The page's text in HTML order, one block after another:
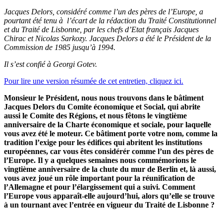
Jacques Delors, considéré comme l’un des pères de l’Europe, a
pourtant été tenu à l’écart de la rédaction du Traité Constitutionnel
et du Traité de Lisbonne, par les chefs d’Etat français Jacques
Chirac et Nicolas Sarkozy. Jacques Delors a été le Président de la
Commission de 1985 jusqu’à 1994.
Il s’est confié à Georgi Gotev.
Pour lire une version résumée de cet entretien, cliquez ici.
Monsieur le Président, nous nous trouvons dans le bâtiment
Jacques Delors du Comite économique et Social, qui abrite
aussi le Comite des Régions, et nous fêtons le vingtième
anniversaire de la Charte économique et sociale, pour laquelle
vous avez été le moteur. Ce bâtiment porte votre nom, comme la
tradition l’exige pour les édifices qui abritent les institutions
européennes, car vous êtes considérér comme l’un des pères de
l’Europe. Il y a quelques semaines nous commémorions le
vingtième anniversaire de la chute du mur de Berlin et, là aussi,
vous avez joué un rôle important pour la réunification de
l’Allemagne et pour l’élargissement qui a suivi. Comment
l’Europe vous apparaît-elle aujourd’hui, alors qu’elle se trouve
à un tournant avec l’entrée en vigueur du Traité de Lisbonne ?